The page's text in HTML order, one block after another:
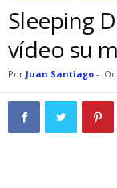
Sleeping
vídeo su
Por Juan Santiago -